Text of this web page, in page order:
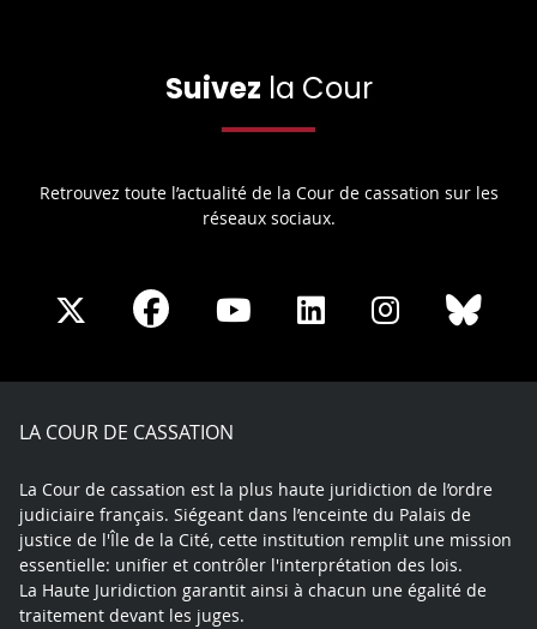
Suivez la Cour
Retrouvez toute l’actualité de la Cour de cassation sur les
réseaux sociaux.
Share
X
Share
Facebook
Share
Youtube
Share
LinkedIn
Share
Instagram
LA COUR DE CASSATION
La Cour de cassation est la plus haute juridiction de l’ordre
judiciaire français. Siégeant dans l’enceinte du Palais de
justice de l'Île de la Cité, cette institution remplit une mission
essentielle: unifier et contrôler l'interprétation des lois.
La Haute Juridiction garantit ainsi à chacun une égalité de
traitement devant les juges.